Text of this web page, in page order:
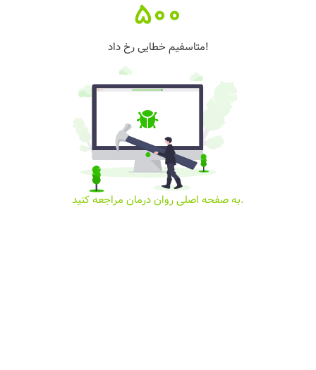
500
متاسفیم خطایی رخ داد!
به صفحه اصلی روان درمان مراجعه کنید.